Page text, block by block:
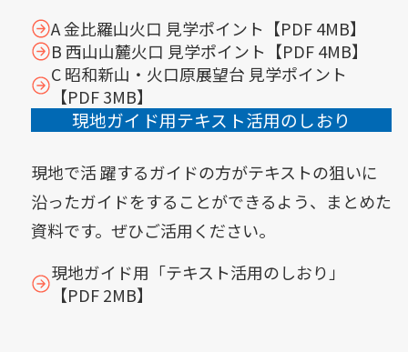
A 金比羅山火口 見学ポイント【PDF 4MB】
B 西山山麓火口 見学ポイント【PDF 4MB】
C 昭和新山・火口原展望台 見学ポイント
【PDF 3MB】
現地ガイド用テキスト活用のしおり
現地で活 躍するガイドの方がテキストの狙いに
沿ったガイドをすることができるよう、まとめた
資料です。ぜひご活用ください。
現地ガイド用「テキスト活用のしおり」
【PDF 2MB】